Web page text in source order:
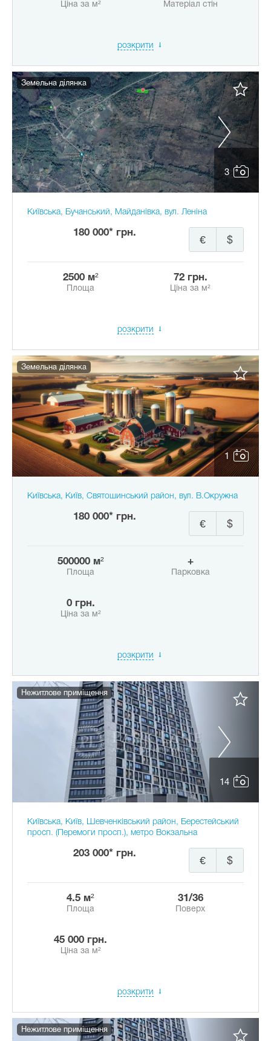
Ціна за м² Матеріал стін
розкрити
3
Земельна ділянка
Київська, Бучанський, Майданівка, вул. Леніна
180 000* грн.
$
€
2500 м²
Площа
72 грн.
Ціна за м²
розкрити
1
Земельна ділянка
Київська, Київ, Святошинський район, вул. В.Окружна
180 000* грн.
$
€
500000 м²
Площа
+
Парковка
0 грн.
Ціна за м²
розкрити
14
Нежитлове приміщення
Київська, Київ, Шевченківський район, Берестейський
просп. (Перемоги просп.), метро Вокзальна
203 000* грн.
$
€
4.5 м²
Площа
31/36
Поверх
45 000 грн.
Ціна за м²
розкрити
Нежитлове приміщення